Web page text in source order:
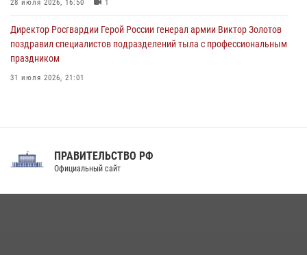
28 июля 2026, 16:50 1
Директор Росгвардии Герой России генерал армии Виктор Золотов
поздравил специалистов подразделений тыла с профессиональным
праздником
31 июля 2026, 21:01
Праздник «Один день с Росгвардией» к 105-летию Центрального
ПРАВИТЕЛЬСТВО РФ
Официальный сайт